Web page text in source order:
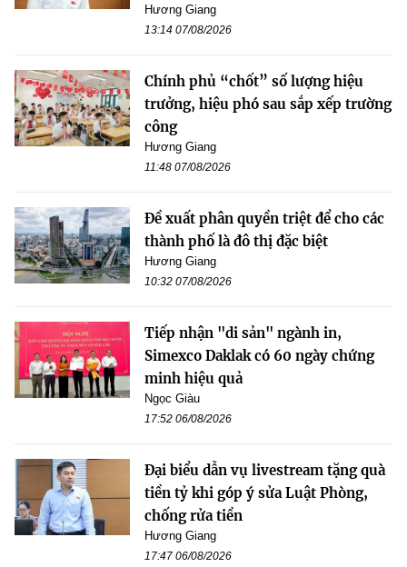
Hương Giang
13:14 07/08/2026
Chính phủ “chốt” số lượng hiệu
trưởng, hiệu phó sau sắp xếp trường
công
Hương Giang
11:48 07/08/2026
Đề xuất phân quyền triệt để cho các
thành phố là đô thị đặc biệt
Hương Giang
10:32 07/08/2026
Tiếp nhận "di sản" ngành in,
Simexco Daklak có 60 ngày chứng
minh hiệu quả
Ngọc Giàu
17:52 06/08/2026
Đại biểu dẫn vụ livestream tặng quà
tiền tỷ khi góp ý sửa Luật Phòng,
chống rửa tiền
Hương Giang
17:47 06/08/2026